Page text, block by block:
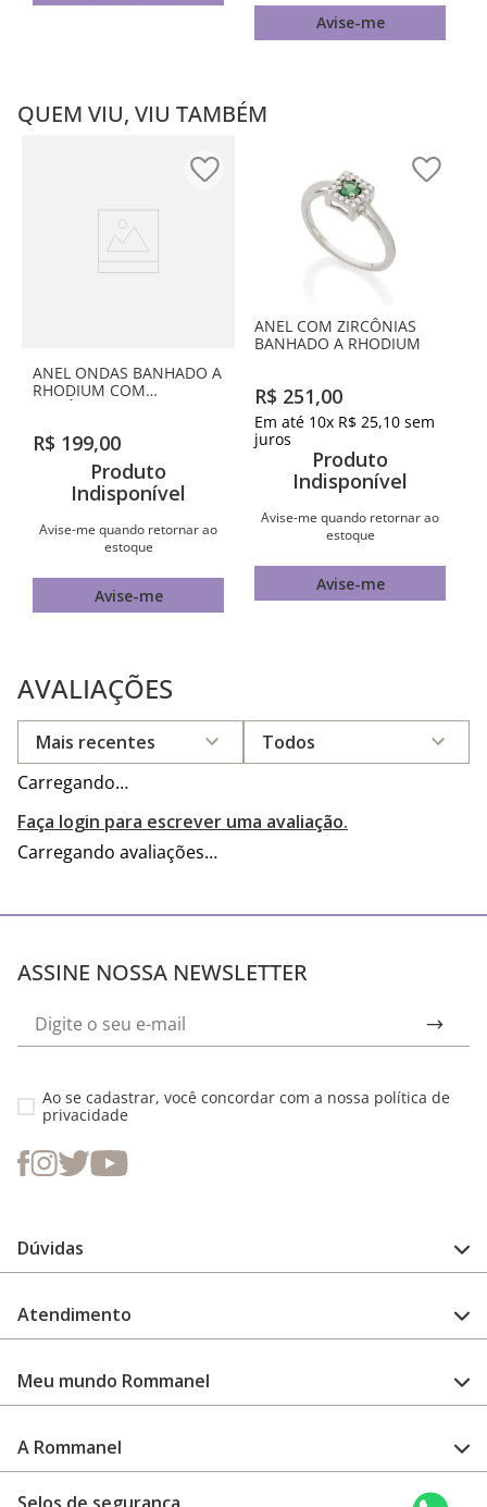
Avise-me
QUEM VIU, VIU TAMBÉM
ANEL ONDAS BANHADO A
RHODIUM COM
ZIRCÔNIAS
R$ 199,00
Produto
Indisponível
Avise-me quando retornar ao
estoque
Avise-me
ANEL COM ZIRCÔNIAS
BANHADO A RHODIUM
R$ 251,00
Em até 10x R$ 25,10 sem
juros
Produto
Indisponível
Avise-me quando retornar ao
estoque
Avise-me
AVALIAÇÕES
Carregando…
Faça login para escrever uma avaliação.
Mais recentes Todos
Carregando avaliações…
ASSINE NOSSA NEWSLETTER
Ao se cadastrar, você concordar com a nossa política de
privacidade
Dúvidas
Guia de medidas
Como configurar meu relógio
Garantia
Atendimento
Encontre uma loja
Meu mundo Rommanel
Revenda Rommanel
A Rommanel